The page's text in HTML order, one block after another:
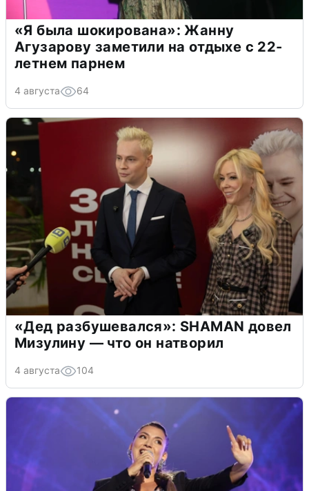
«Я была шокирована»: Жанну
Агузарову заметили на отдыхе с 22-
летнем парнем
4 августа 64
«Дед разбушевался»: SHAMAN довел
Мизулину — что он натворил
4 августа 104